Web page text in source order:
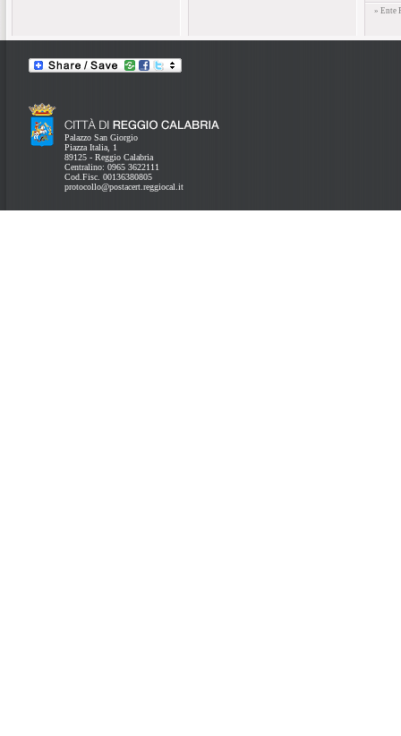
» Ente
Palazzo San Giorgio
Piazza Italia, 1
89125 - Reggio Calabria
Centralino: 0965 3622111
Cod.Fisc. 00136380805
protocollo@postacert.reggiocal.it